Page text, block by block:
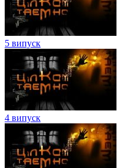
5 випуск
4 випуск